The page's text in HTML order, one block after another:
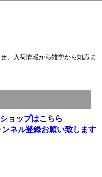
、入荷情報から雑学から知識ま
ョップはこちら
ネル登録お願い致します